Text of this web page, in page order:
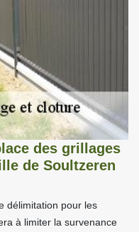
des grillages
de Soultzeren
délimitation pour les
à limiter la survenance